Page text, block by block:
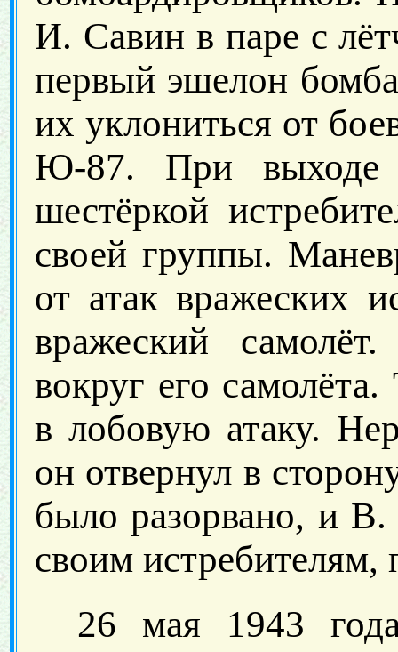
И. Савин в паре с
первый эшелон
их уклониться от
Ю-87. При выходе
шестёркой
своей группы.
от атак вражеских
вражеский
вокруг его
в лобовую атаку.
он отвернул в
было разорвано, и
своим истребителям,
26 мая 1943